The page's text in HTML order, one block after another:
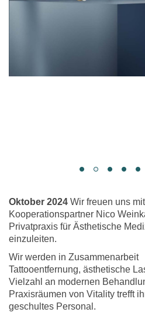
Oktober 2024 Wir freuen uns
Kooperationspartner Nico
Privatpraxis für Ästhetische
einzuleiten.
Wir werden in Zusammenarbeit
Tattooentfernung, ästhetische
Vielzahl an modernen
Praxisräumen von Vitality trefft
geschultes Personal.